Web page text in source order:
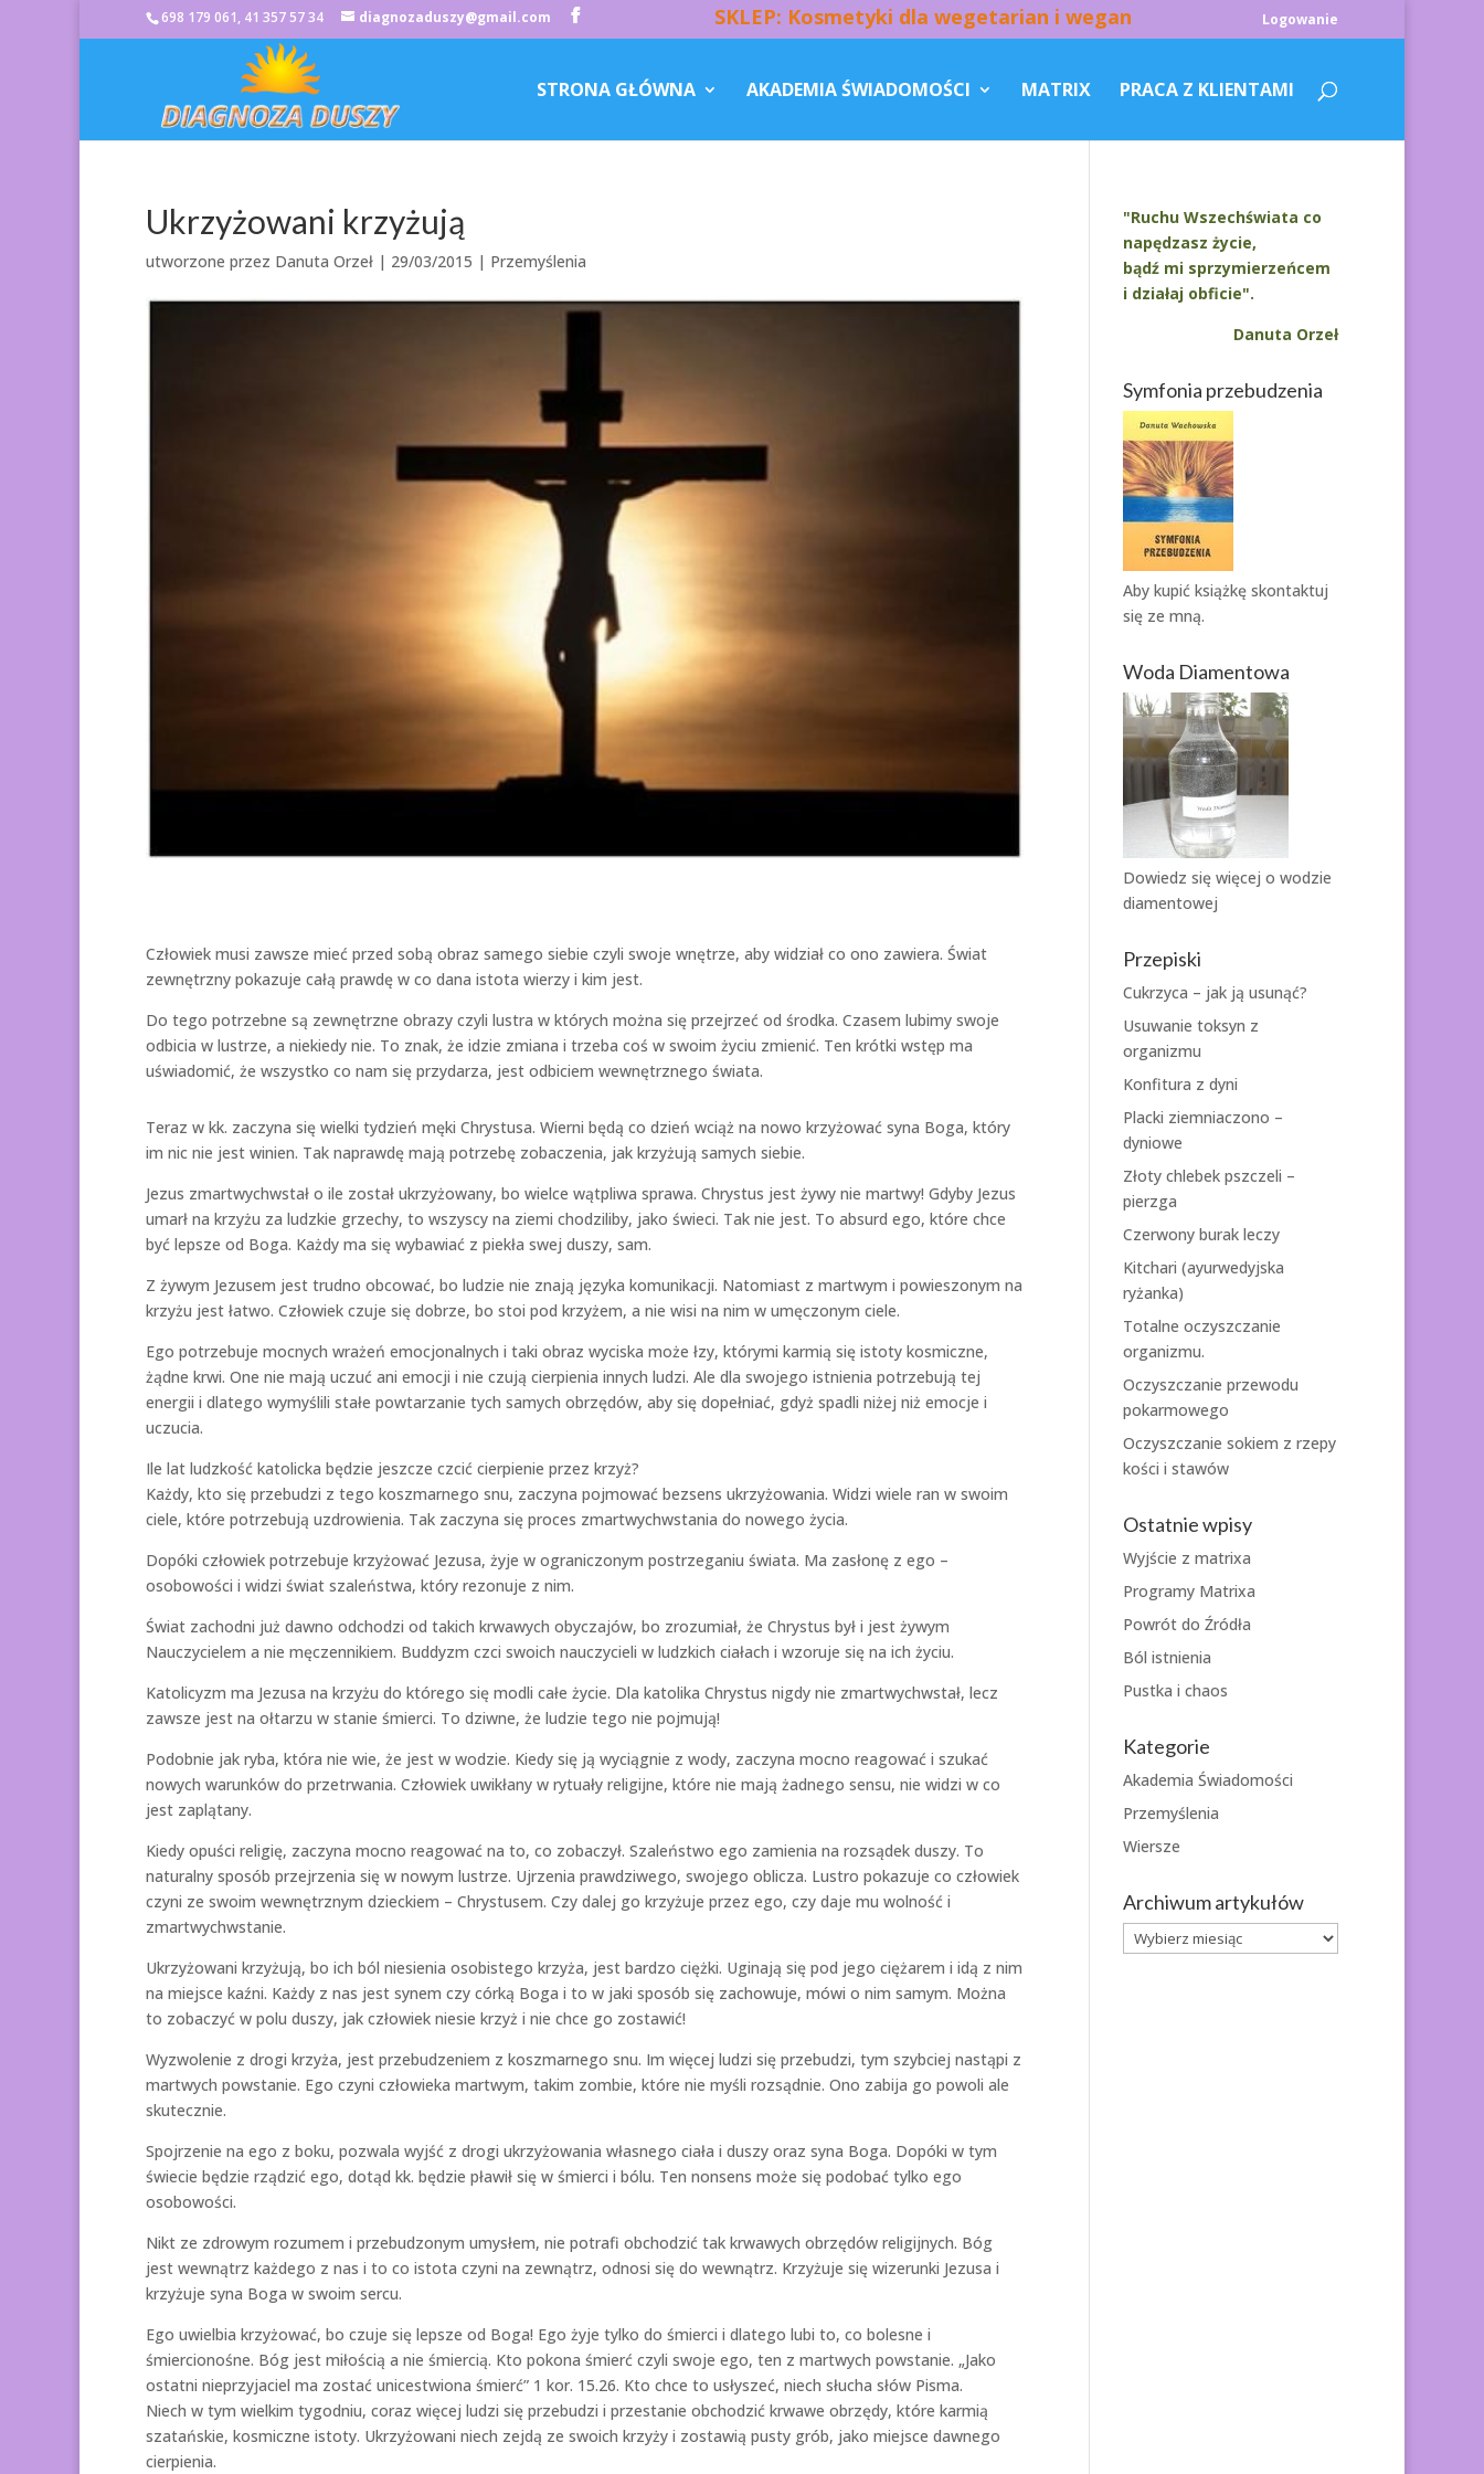
698 179 061, 41 357 57 34 diagnozaduszy@gmail.com SKLEP: Kosmetyki dla wegetarian i wegan Logowanie
STRONA GŁÓWNA AKADEMIA ŚWIADOMOŚCI MATRIX PRACA Z KLIENTAMI
Ukrzyżowani krzyżują
utworzone przez Danuta Orzeł | 29/03/2015 | Przemyślenia
Człowiek musi zawsze mieć przed sobą obraz samego siebie czyli swoje wnętrze, aby widział co ono zawiera. Świat
zewnętrzny pokazuje całą prawdę w co dana istota wierzy i kim jest.
Do tego potrzebne są zewnętrzne obrazy czyli lustra w których można się przejrzeć od środka. Czasem lubimy swoje
odbicia w lustrze, a niekiedy nie. To znak, że idzie zmiana i trzeba coś w swoim życiu zmienić. Ten krótki wstęp ma
uświadomić, że wszystko co nam się przydarza, jest odbiciem wewnętrznego świata.
Teraz w kk. zaczyna się wielki tydzień męki Chrystusa. Wierni będą co dzień wciąż na nowo krzyżować syna Boga, który
im nic nie jest winien. Tak naprawdę mają potrzebę zobaczenia, jak krzyżują samych siebie.
Jezus zmartwychwstał o ile został ukrzyżowany, bo wielce wątpliwa sprawa. Chrystus jest żywy nie martwy! Gdyby Jezus
umarł na krzyżu za ludzkie grzechy, to wszyscy na ziemi chodziliby, jako świeci. Tak nie jest. To absurd ego, które chce
być lepsze od Boga. Każdy ma się wybawiać z piekła swej duszy, sam.
Z żywym Jezusem jest trudno obcować, bo ludzie nie znają języka komunikacji. Natomiast z martwym i powieszonym na
krzyżu jest łatwo. Człowiek czuje się dobrze, bo stoi pod krzyżem, a nie wisi na nim w umęczonym ciele.
Ego potrzebuje mocnych wrażeń emocjonalnych i taki obraz wyciska może łzy, którymi karmią się istoty kosmiczne,
żądne krwi. One nie mają uczuć ani emocji i nie czują cierpienia innych ludzi. Ale dla swojego istnienia potrzebują tej
energii i dlatego wymyślili stałe powtarzanie tych samych obrzędów, aby się dopełniać, gdyż spadli niżej niż emocje i
uczucia.
Ile lat ludzkość katolicka będzie jeszcze czcić cierpienie przez krzyż?
Każdy, kto się przebudzi z tego koszmarnego snu, zaczyna pojmować bezsens ukrzyżowania. Widzi wiele ran w swoim
ciele, które potrzebują uzdrowienia. Tak zaczyna się proces zmartwychwstania do nowego życia.
Dopóki człowiek potrzebuje krzyżować Jezusa, żyje w ograniczonym postrzeganiu świata. Ma zasłonę z ego –
osobowości i widzi świat szaleństwa, który rezonuje z nim.
Świat zachodni już dawno odchodzi od takich krwawych obyczajów, bo zrozumiał, że Chrystus był i jest żywym
Nauczycielem a nie męczennikiem. Buddyzm czci swoich nauczycieli w ludzkich ciałach i wzoruje się na ich życiu.
Katolicyzm ma Jezusa na krzyżu do którego się modli całe życie. Dla katolika Chrystus nigdy nie zmartwychwstał, lecz
zawsze jest na ołtarzu w stanie śmierci. To dziwne, że ludzie tego nie pojmują!
Podobnie jak ryba, która nie wie, że jest w wodzie. Kiedy się ją wyciągnie z wody, zaczyna mocno reagować i szukać
nowych warunków do przetrwania. Człowiek uwikłany w rytuały religijne, które nie mają żadnego sensu, nie widzi w co
jest zaplątany.
Kiedy opuści religię, zaczyna mocno reagować na to, co zobaczył. Szaleństwo ego zamienia na rozsądek duszy. To
naturalny sposób przejrzenia się w nowym lustrze. Ujrzenia prawdziwego, swojego oblicza. Lustro pokazuje co człowiek
czyni ze swoim wewnętrznym dzieckiem – Chrystusem. Czy dalej go krzyżuje przez ego, czy daje mu wolność i
zmartwychwstanie.
Ukrzyżowani krzyżują, bo ich ból niesienia osobistego krzyża, jest bardzo ciężki. Uginają się pod jego ciężarem i idą z nim
na miejsce kaźni. Każdy z nas jest synem czy córką Boga i to w jaki sposób się zachowuje, mówi o nim samym. Można
to zobaczyć w polu duszy, jak człowiek niesie krzyż i nie chce go zostawić!
Wyzwolenie z drogi krzyża, jest przebudzeniem z koszmarnego snu. Im więcej ludzi się przebudzi, tym szybciej nastąpi z
martwych powstanie. Ego czyni człowieka martwym, takim zombie, które nie myśli rozsądnie. Ono zabija go powoli ale
skutecznie.
Spojrzenie na ego z boku, pozwala wyjść z drogi ukrzyżowania własnego ciała i duszy oraz syna Boga. Dopóki w tym
świecie będzie rządzić ego, dotąd kk. będzie pławił się w śmierci i bólu. Ten nonsens może się podobać tylko ego
osobowości.
Nikt ze zdrowym rozumem i przebudzonym umysłem, nie potrafi obchodzić tak krwawych obrzędów religijnych. Bóg
jest wewnątrz każdego z nas i to co istota czyni na zewnątrz, odnosi się do wewnątrz. Krzyżuje się wizerunki Jezusa i
krzyżuje syna Boga w swoim sercu.
Ego uwielbia krzyżować, bo czuje się lepsze od Boga! Ego żyje tylko do śmierci i dlatego lubi to, co bolesne i
śmiercionośne. Bóg jest miłością a nie śmiercią. Kto pokona śmierć czyli swoje ego, ten z martwych powstanie. „Jako
ostatni nieprzyjaciel ma zostać unicestwiona śmierć” 1 kor. 15.26. Kto chce to usłyszeć, niech słucha słów Pisma.
Niech w tym wielkim tygodniu, coraz więcej ludzi się przebudzi i przestanie obchodzić krwawe obrzędy, które karmią
szatańskie, kosmiczne istoty. Ukrzyżowani niech zejdą ze swoich krzyży i zostawią pusty grób, jako miejsce dawnego
cierpienia.
"Ruchu Wszechświata co
napędzasz życie,
bądź mi sprzymierzeńcem
i działaj obficie".
Danuta Orzeł
Symfonia przebudzenia
Aby kupić książkę skontaktuj
się ze mną.
Woda Diamentowa
Dowiedz się więcej o wodzie
diamentowej
Przepiski
Cukrzyca – jak ją usunąć?
Usuwanie toksyn z
organizmu
Konfitura z dyni
Placki ziemniaczono –
dyniowe
Złoty chlebek pszczeli –
pierzga
Czerwony burak leczy
Kitchari (ayurwedyjska
ryżanka)
Totalne oczyszczanie
organizmu.
Oczyszczanie przewodu
pokarmowego
Oczyszczanie sokiem z rzepy
kości i stawów
Ostatnie wpisy
Wyjście z matrixa
Programy Matrixa
Powrót do Źródła
Ból istnienia
Pustka i chaos
Kategorie
Akademia Świadomości
Przemyślenia
Wiersze
Archiwum artykułów
Archiwum
artykułów